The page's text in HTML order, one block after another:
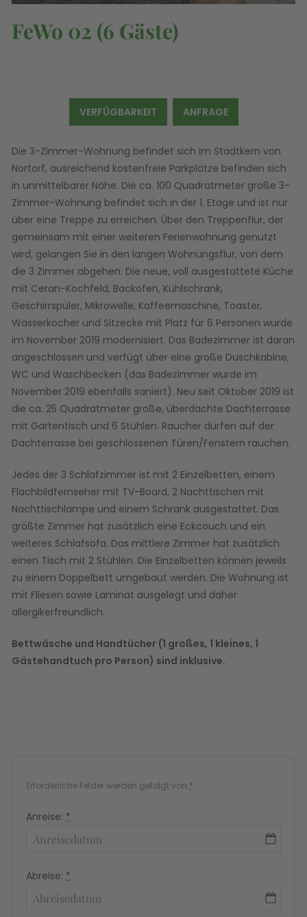
FeWo 02 (6 Gäste)
VERFÜGBARKEIT ANFRAGE
Die 3-Zimmer-Wohnung befindet sich im Stadtkern von
Nortorf, ausreichend kostenfreie Parkplätze befinden sich
in unmittelbarer Nähe. Die ca. 100 Quadratmeter große 3-
Zimmer-Wohnung befindet sich in der 1. Etage und ist nur
über eine Treppe zu erreichen. Über den Treppenflur, der
gemeinsam mit einer weiteren Ferienwohnung genutzt
wird, gelangen Sie in den langen Wohnungsflur, von dem
die 3 Zimmer abgehen. Die neue, voll ausgestattete Küche
mit Ceran-Kochfeld, Backofen, Kühlschrank,
Geschirrspüler, Mikrowelle, Kaffeemaschine, Toaster,
Wasserkocher und Sitzecke mit Platz für 6 Personen wurde
im November 2019 modernisiert. Das Badezimmer ist daran
angeschlossen und verfügt über eine große Duschkabine,
WC und Waschbecken (das Badezimmer wurde im
November 2019 ebenfalls saniert). Neu seit Oktober 2019 ist
die ca. 25 Quadratmeter große, überdachte Dachterrasse
mit Gartentisch und 6 Stühlen. Raucher dürfen auf der
Dachterrasse bei geschlossenen Türen/Fenstern rauchen.
Jedes der 3 Schlafzimmer ist mit 2 Einzelbetten, einem
Flachbildfernseher mit TV-Board, 2 Nachttischen mit
Nachttischlampe und einem Schrank ausgestattet. Das
größte Zimmer hat zusätzlich eine Eckcouch und ein
weiteres Schlafsofa. Das mittlere Zimmer hat zusätzlich
einen Tisch mit 2 Stühlen. Die Einzelbetten können jeweils
zu einem Doppelbett umgebaut werden. Die Wohnung ist
mit Fliesen sowie Laminat ausgelegt und daher
allergikerfreundlich.
Bettwäsche und Handtücher (1 großes, 1 kleines, 1
Gästehandtuch pro Person) sind inklusive.
Erforderliche Felder werden gefolgt von *
Anreise: *
Abreise: *